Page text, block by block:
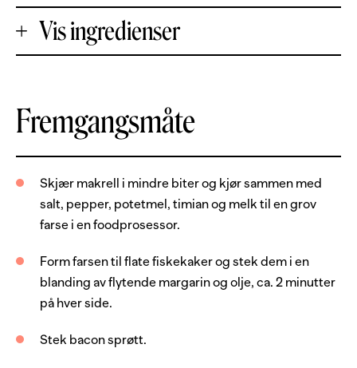
Vis ingredienser
Porsjoner
500 g
makrellfilet, uten skinn og bein
1 ts
salt
2 ts
potetmel
2
timian, frisk
Fremgangsmåte
Skjær makrell i mindre biter og kjør sammen med
salt, pepper, potetmel, timian og melk til en grov
farse i en foodprosessor.
Form farsen til flate fiskekaker og stek dem i en
blanding av flytende margarin og olje, ca. 2 minutter
på hver side.
Stek bacon sprøtt.